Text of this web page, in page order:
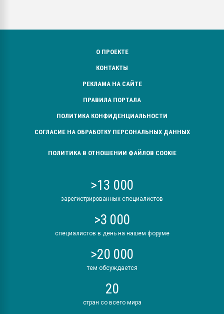
О ПРОЕКТЕ
КОНТАКТЫ
РЕКЛАМА НА САЙТЕ
ПРАВИЛА ПОРТАЛА
ПОЛИТИКА КОНФИДЕНЦИАЛЬНОСТИ
СОГЛАСИЕ НА ОБРАБОТКУ ПЕРСОНАЛЬНЫХ ДАННЫХ
ПОЛИТИКА В ОТНОШЕНИИ ФАЙЛОВ COOKIE
>13 000
зарегистрированных специалистов
>3 000
специалистов в день на нашем форуме
>20 000
тем обсуждается
20
стран со всего мира